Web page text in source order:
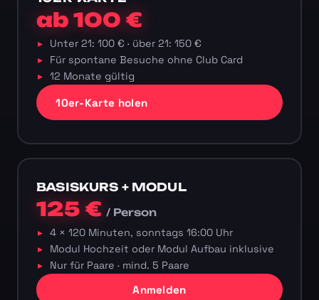
ab 100 €
Unter 21: 100 € · über 21: 150 €
Für spontane Besuche ohne Club Card
12 Monate gültig
10er-Karte holen
BASISKURS + MODUL
125 €/ Person
4 × 120 Minuten, sonntags 16:00 Uhr
Modul Hochzeit oder Modul Aufbau inklusive
Nur für Paare · mind. 5 Paare
Anmelden